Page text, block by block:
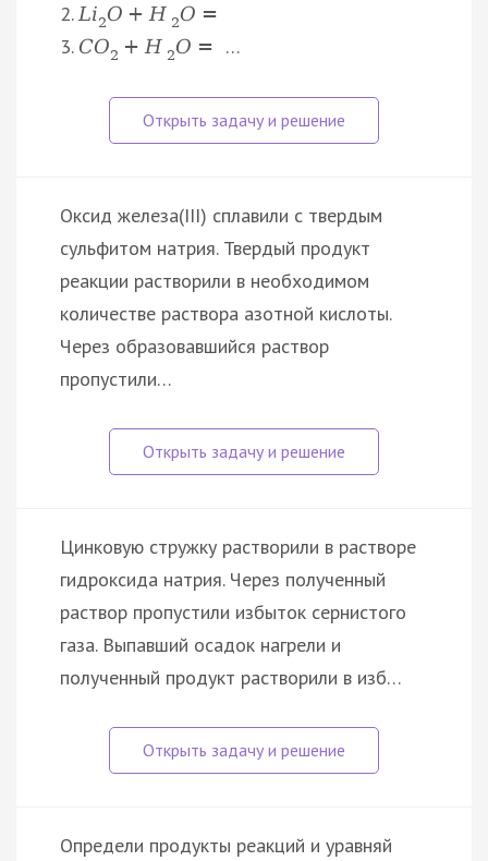
2.Li2O + H 2O =
3. CO2 + H 2O = …
Оксид железа(III) сплавили с твердым
сульфитом натрия. Твердый продукт
реакции растворили в необходимом
количестве раствора азотной кислоты.
Через образовавшийся раствор
пропустили…
Цинковую стружку растворили в растворе
гидроксида натрия. Через полученный
раствор пропустили избыток сернистого
газа. Выпавший осадок нагрели и
полученный продукт растворили в изб…
Определи продукты реакций и уравняй